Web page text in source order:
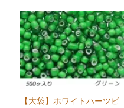
【大袋】ホワイトハーツビ